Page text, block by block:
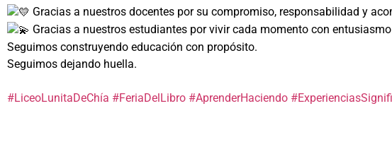
Gracias a nuestros docentes por su compromiso, responsabilidad y
Gracias a nuestros estudiantes por vivir cada momento con entusiasmo
Seguimos construyendo educación con propósito.
Seguimos dejando huella.
#LiceoLunitaDeChía #FeriaDelLibro #AprenderHaciendo